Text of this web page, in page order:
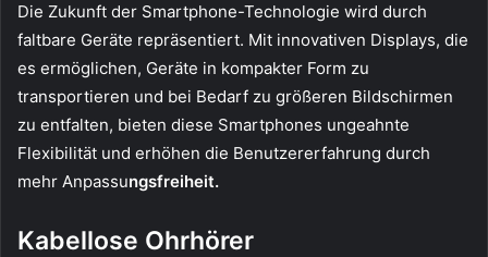
Die Zukunft der Smartphone-Technologie wird durch
faltbare Geräte repräsentiert. Mit innovativen Displays, die
es ermöglichen, Geräte in kompakter Form zu
transportieren und bei Bedarf zu größeren Bildschirmen
zu entfalten, bieten diese Smartphones ungeahnte
Flexibilität und erhöhen die Benutzererfahrung durch
mehr Anpassungsfreiheit.
Kabellose Ohrhörer